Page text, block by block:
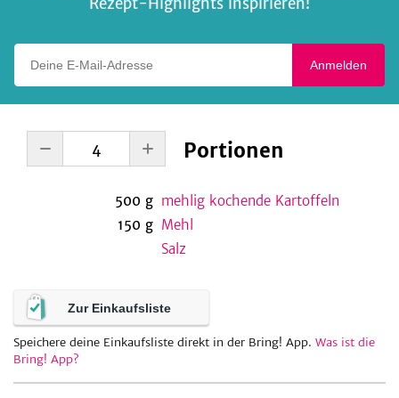
Anmelden
Portionen
500 g mehlig kochende Kartoffeln
150 g Mehl
Salz
Zur Einkaufsliste
Speichere deine Einkaufsliste direkt in der Bring! App. Was ist die
Bring! App?